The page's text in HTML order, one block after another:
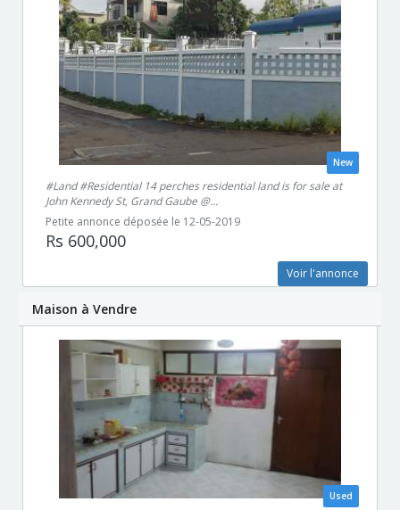
New
#Land #Residential 14 perches residential land is for sale at
John Kennedy St, Grand Gaube @...
Petite annonce déposée le 12-05-2019
Rs 600,000
Voir l'annonce
Maison à Vendre
Used